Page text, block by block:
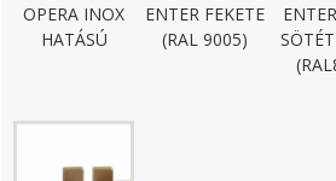
OPERA INOX
HATÁSÚ
ENTER FEKETE
(RAL 9005)